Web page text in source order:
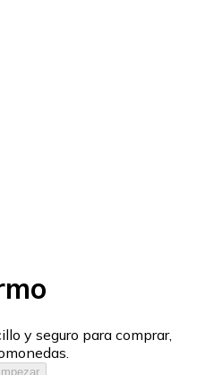
y seguro para comprar,